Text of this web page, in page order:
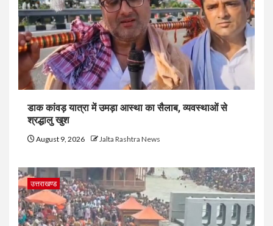
डाक कांवड़ यात्रा में उमड़ा आस्था का सैलाब, व्यवस्थाओं से
श्रद्धालु खुश
August 9, 2026 Jalta Rashtra News
उत्तराखण्ड